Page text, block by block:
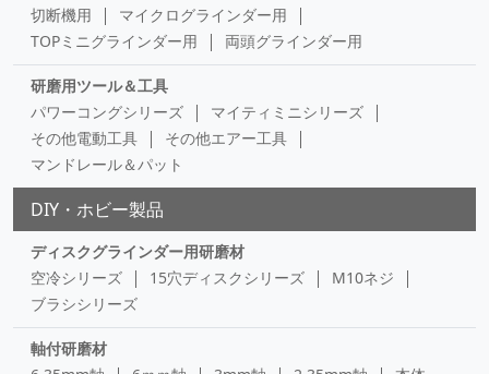
切断機用
マイクログラインダー用
TOPミニグラインダー用
両頭グラインダー用
研磨用ツール＆工具
パワーコングシリーズ
マイティミニシリーズ
その他電動工具
その他エアー工具
マンドレール＆パット
DIY・ホビー製品
ディスクグラインダー用研磨材
空冷シリーズ
15穴ディスクシリーズ
M10ネジ
ブラシシリーズ
軸付研磨材